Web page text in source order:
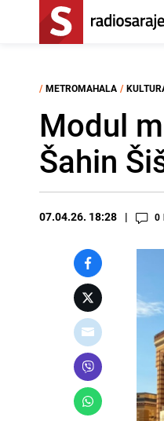
/ METROMAHALA /
Modul
Šahin
07.04.26. 18:28 0